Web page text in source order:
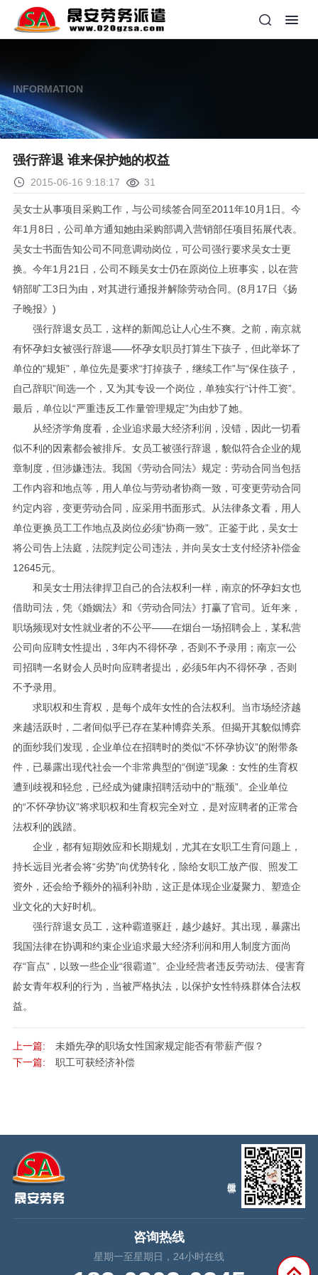
INFORMATION
强行辞退 谁来保护她的权益
2015-06-16 9:18:17 31
吴女士从事项目采购工作，与公司续签合同至2011年10月1日。今
年1月8日，公司单方通知她由采购部调入营销部任项目拓展代表。
吴女士书面告知公司不同意调动岗位，可公司强行要求吴女士更
换。今年1月21日，公司不顾吴女士仍在原岗位上班事实，以在营
销部旷工3日为由，对其进行通报并解除劳动合同。(8月17日《扬
子晚报》)
强行辞退女员工，这样的新闻总让人心生不爽。之前，南京就
有怀孕妇女被强行辞退——怀孕女职员打算生下孩子，但此举坏了
单位的“规矩”，单位先是要求“打掉孩子，继续工作”与“保住孩子，
自己辞职”间选一个，又为其专设一个岗位，单独实行“计件工资”。
最后，单位以“严重违反工作量管理规定”为由炒了她。
从经济学角度看，企业追求最大经济利润，没错，因此一切看
似不利的因素都会被排斥。女员工被强行辞退，貌似符合企业的规
章制度，但涉嫌违法。我国《劳动合同法》规定：劳动合同当包括
工作内容和地点等，用人单位与劳动者协商一致，可变更劳动合同
约定内容，变更劳动合同，应采用书面形式。从法律条文看，用人
单位更换员工工作地点及岗位必须“协商一致”。正鉴于此，吴女士
将公司告上法庭，法院判定公司违法，并向吴女士支付经济补偿金
12645元。
和吴女士用法律捍卫自己的合法权利一样，南京的怀孕妇女也
借助司法，凭《婚姻法》和《劳动合同法》打赢了官司。近年来，
职场频现对女性就业者的不公平——在烟台一场招聘会上，某私营
公司向应聘女性提出，3年内不得怀孕，否则不予录用；南京一公
司招聘一名财会人员时向应聘者提出，必须5年内不得怀孕，否则
不予录用。
求职权和生育权，是每个成年女性的合法权利。当市场经济越
来越活跃时，二者间似乎已存在某种博弈关系。但揭开其貌似博弈
的面纱我们发现，企业单位在招聘时的类似“不怀孕协议”的附带条
件，已暴露出现代社会一个非常典型的“倒逆”现象：女性的生育权
遭到歧视和轻怠，已经成为健康招聘活动中的“瓶颈”。企业单位
的“不怀孕协议”将求职权和生育权完全对立，是对应聘者的正常合
法权利的践踏。
企业，都有短期效应和长期规划，尤其在女职工生育问题上，
持长远目光者会将“劣势”向优势转化，除给女职工放产假、照发工
资外，还会给予额外的福利补助，这正是体现企业凝聚力、塑造企
业文化的大好时机。
强行辞退女员工，这种霸道驱赶，越少越好。其出现，暴露出
我国法律在协调和约束企业追求最大经济利润和用人制度方面尚
存“盲点”，以致一些企业“很霸道”。企业经营者违反劳动法、侵害育
龄女青年权利的行为，当被严格执法，以保护女性特殊群体合法权
益。
上一篇:
未婚先孕的职场女性国家规定能否有带薪产假？
下一篇:
职工可获经济补偿
咨询热线
星期一至星期日，24小时在线